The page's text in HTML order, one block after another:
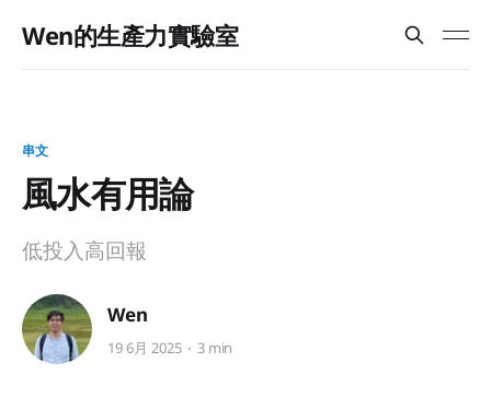
Wen的生產力實驗室
串文
風水有用論
低投入高回報
Wen
19 6月 2025 3 min